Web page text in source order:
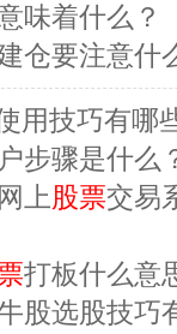
味着什么？
仓要注意什
用技巧有哪
步骤是什么
上股票交易
打板什么意
股选股技巧